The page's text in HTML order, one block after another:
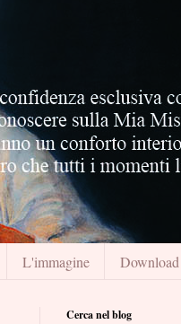
L'immagine Download
Cerca nel blog